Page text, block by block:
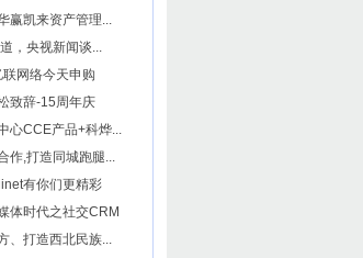
赢凯来资产管理...
，央视新闻谈...
联网络今天申购
致辞-15周年庆
心CCE产品+科烨...
作,打造同城跑腿...
有你们更精彩
体时代之社交CRM
、打造西北民族...